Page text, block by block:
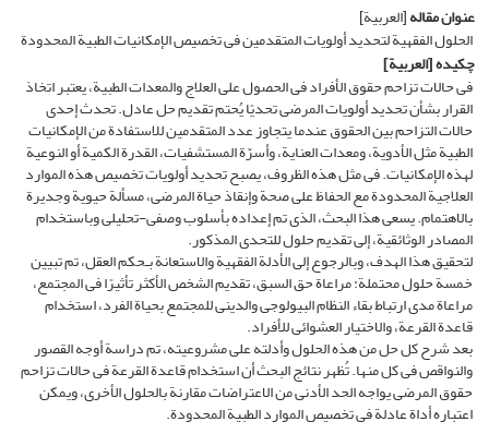
عنوان مقاله[العربیة]
الحلول الفقهیة لتحدید أولویات المتقدمین فی تخصیص الإمکانیات الطبیة المحدودة
چکیده[العربیة]
فی حالات تزاحم حقوق الأفراد فی الحصول على العلاج والمعدات الطبیة، یعتبر اتخاذ
القرار بشأن تحدید أولویات المرضى تحدیًا یُحتم تقدیم حل عادل. تحدث إحدى
حالات التزاحم بین الحقوق عندما یتجاوز عدد المتقدمین للاستفادة من الإمکانیات
الطبیة مثل الأدویة، ومعدات العنایة، وأسرّة المستشفیات، القدرة الکمیة أو النوعیة
لهذه الإمکانیات. فی مثل هذه الظروف، یصبح تحدید أولویات تخصیص هذه الموارد
العلاجیة المحدودة مع الحفاظ على صحة وإنقاذ حیاة المرضى، مسألة حیویة وجدیرة
بالاهتمام. یسعى هذا البحث، الذی تم إعداده بأسلوب وصفی-تحلیلی وباستخدام
المصادر الوثائقیة، إلى تقدیم حلول للتحدی المذکور.
لتحقیق هذا الهدف، وبالرجوع إلى الأدلة الفقهیة والاستعانة بـحکم العقل، تم تبیین
خمسة حلول محتملة: مراعاة حق السبق، تقدیم الشخص الأکثر تأثیرًا فی المجتمع،
مراعاة مدى ارتباط بقاء النظام البیولوجی والدینی للمجتمع بحیاة الفرد، استخدام
قاعدة القرعة، والاختیار العشوائی للأفراد.
بعد شرح کل حل من هذه الحلول وأدلته على مشروعیته، تم دراسة أوجه القصور
والنواقص فی کل منها. تُظهر نتائج البحث أن استخدام قاعدة القرعة فی حالات تزاحم
حقوق المرضى یواجه الحد الأدنى من الاعتراضات مقارنة بالحلول الأخرى، ویمکن
اعتباره أداة عادلة فی تخصیص الموارد الطبیة المحدودة.